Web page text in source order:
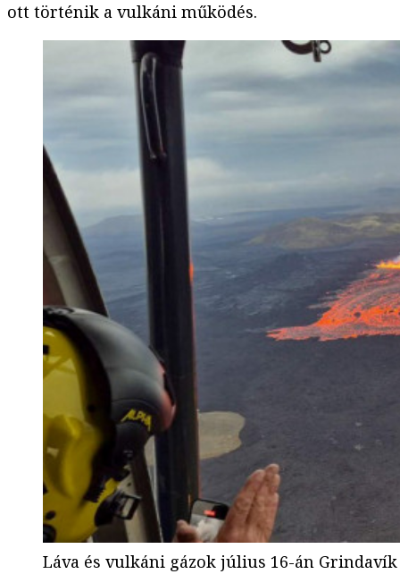
ott történik a vulkáni működés.
Láva és vulkáni gázok július 16-án